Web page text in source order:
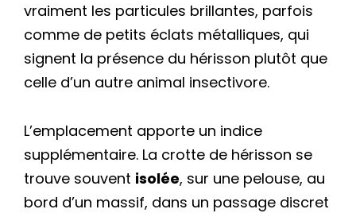
vraiment les particules brillantes, parfois
comme de petits éclats métalliques, qui
signent la présence du hérisson plutôt que
celle d’un autre animal insectivore.
L’emplacement apporte un indice
supplémentaire. La crotte de hérisson se
trouve souvent isolée, sur une pelouse, au
bord d’un massif, dans un passage discret